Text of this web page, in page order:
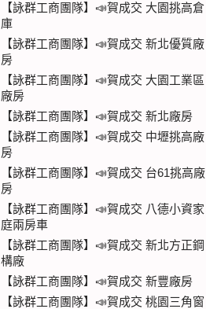
【詠群工商團隊】📣賀成交 大園挑高倉
庫
【詠群工商團隊】📣賀成交 新北優質廠
房
【詠群工商團隊】📣賀成交 大園工業區
廠房
【詠群工商團隊】📣賀成交 新北廠房
【詠群工商團隊】📣賀成交 中壢挑高廠
房
【詠群工商團隊】📣賀成交 台61挑高廠
房
【詠群工商團隊】📣賀成交 八德小資家
庭兩房車
【詠群工商團隊】📣賀成交 新北方正鋼
構廠
【詠群工商團隊】📣賀成交 新豐廠房
【詠群工商團隊】📣賀成交 桃園三角窗